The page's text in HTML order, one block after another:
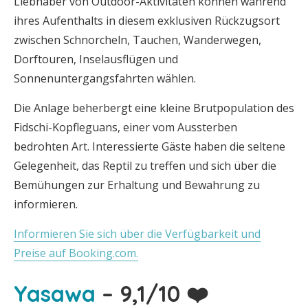
ihres Aufenthalts in diesem exklusiven Rückzugsort
zwischen Schnorcheln, Tauchen, Wanderwegen,
Dorftouren, Inselausflügen und
Sonnenuntergangsfahrten wählen.
Die Anlage beherbergt eine kleine Brutpopulation des
Fidschi-Kopfleguans, einer vom Aussterben
bedrohten Art. Interessierte Gäste haben die seltene
Gelegenheit, das Reptil zu treffen und sich über die
Bemühungen zur Erhaltung und Bewahrung zu
informieren.
Informieren Sie sich über die Verfügbarkeit und
Preise auf Booking.com.
Yasawa – 9,1/10 ❤️